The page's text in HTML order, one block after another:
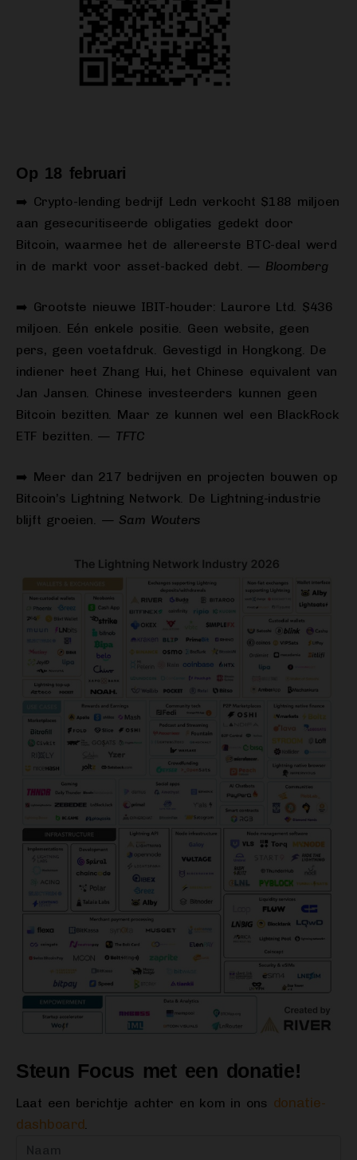
Op 18 februari
➡️ Crypto-lending bedrijf Ledn verkocht $188 miljoen
aan gesecuritiseerde obligaties gedekt door
Bitcoin, waarmee het de allereerste BTC-deal werd
in de markt voor asset-backed debt.— Bloomberg
➡️ Grootste nieuwe IBIT-houder: Laurore Ltd. $436
miljoen. Eén enkele positie. Geen website, geen
pers, geen voetafdruk. Gevestigd in Hongkong. De
indiener heet Zhang Hui, het Chinese equivalent van
Jan Jansen. Chinese investeerders kunnen geen
Bitcoin bezitten. Maar ze kunnen wel een BlackRock
ETF bezitten.— TFTC
➡️ Meer dan 217 bedrijven en projecten bouwen op
Bitcoin’s Lightning Network. De Lightning-industrie
blijft groeien. — Sam Wouters
Steun Focus met een donatie!
Laat een berichtje achter en kom in ons donatie-
dashboard.